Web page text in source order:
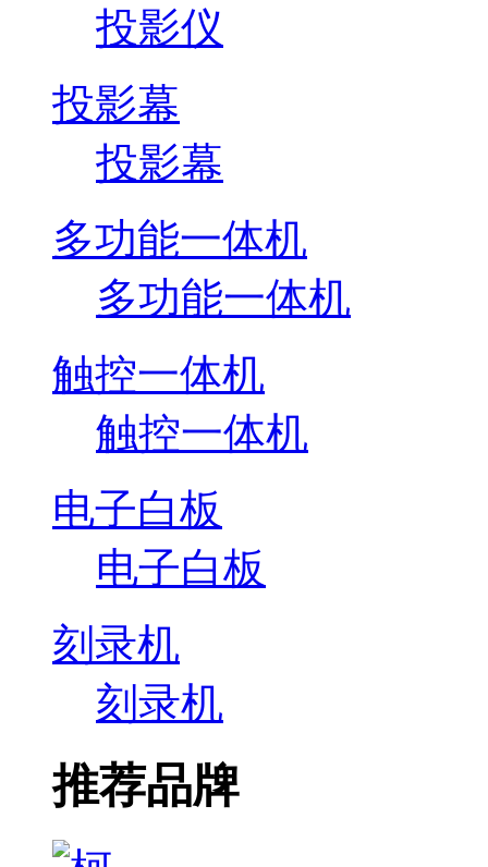
投影仪
投影幕
投影幕
多功能一体机
多功能一体机
触控一体机
触控一体机
电子白板
电子白板
刻录机
刻录机
推荐品牌